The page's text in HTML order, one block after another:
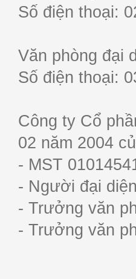
Số điện thoại:
Văn phòng đại
Số điện thoại:
Công ty Cổ
02 năm 2004
- MST
- Người đại
- Trưởng văn
- Trưởng văn